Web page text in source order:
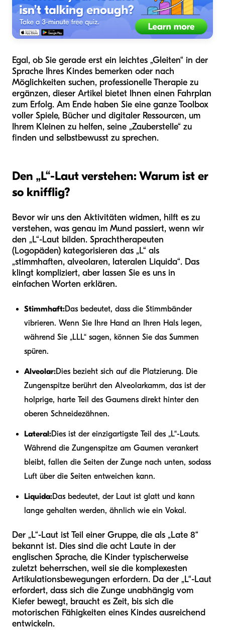
Egal, ob Sie gerade erst ein leichtes „Gleiten“ in der
Sprache Ihres Kindes bemerken oder nach
Möglichkeiten suchen, professionelle Therapie zu
ergänzen, dieser Artikel bietet Ihnen einen Fahrplan
zum Erfolg. Am Ende haben Sie eine ganze Toolbox
voller Spiele, Bücher und digitaler Ressourcen, um
Ihrem Kleinen zu helfen, seine „Zauberstelle“ zu
finden und selbstbewusst zu sprechen.
Den „L“-Laut verstehen: Warum ist er
so knifflig?
Bevor wir uns den Aktivitäten widmen, hilft es zu
verstehen, was genau im Mund passiert, wenn wir
den „L“-Laut bilden. Sprachtherapeuten
(Logopäden) kategorisieren das „L“ als
„stimmhaften, alveolaren, lateralen Liquida“. Das
klingt kompliziert, aber lassen Sie es uns in
einfachen Worten erklären.
Stimmhaft:Das bedeutet, dass die Stimmbänder
vibrieren. Wenn Sie Ihre Hand an Ihren Hals legen,
während Sie „LLL“ sagen, können Sie das Summen
spüren.
Alveolar:Dies bezieht sich auf die Platzierung. Die
Zungenspitze berührt den Alveolarkamm, das ist der
holprige, harte Teil des Gaumens direkt hinter den
oberen Schneidezähnen.
Lateral:Dies ist der einzigartigste Teil des „L“-Lauts.
Während die Zungenspitze am Gaumen verankert
bleibt, fallen die Seiten der Zunge nach unten, sodass
Luft über die Seiten entweichen kann.
Liquida:Das bedeutet, der Laut ist glatt und kann
lange gehalten werden, ähnlich wie ein Vokal.
Der „L“-Laut ist Teil einer Gruppe, die als „Late 8“
bekannt ist. Dies sind die acht Laute in der
englischen Sprache, die Kinder typischerweise
zuletzt beherrschen, weil sie die komplexesten
Artikulationsbewegungen erfordern. Da der „L“-Laut
erfordert, dass sich die Zunge unabhängig vom
Kiefer bewegt, braucht es Zeit, bis sich die
motorischen Fähigkeiten eines Kindes ausreichend
entwickeln.